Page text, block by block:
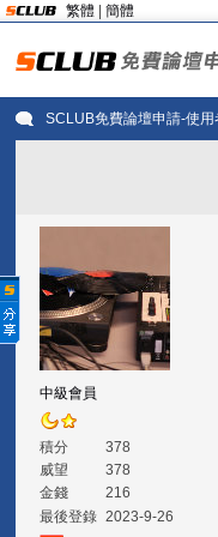
繁體 簡體
SCLUB免費論壇申請-使用
中級會員
積分
378
威望
378
金錢
216
最後登錄 2023-9-26